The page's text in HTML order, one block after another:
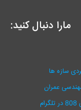
مارا دنبال کنید:
سازه ها
عمران